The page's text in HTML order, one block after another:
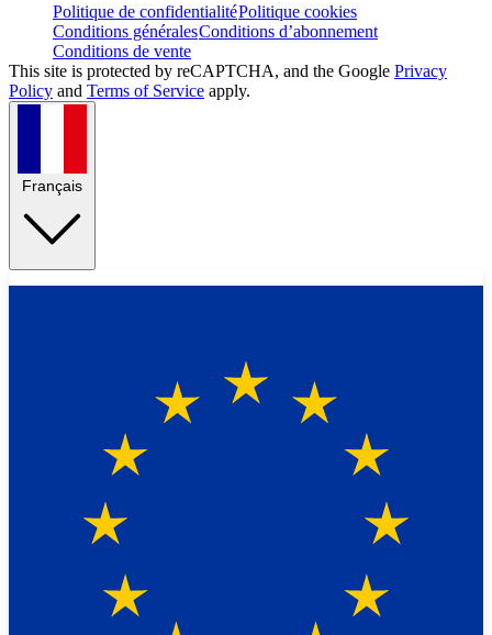
Politique de confidentialitéPolitique cookies
Conditions généralesConditions d’abonnement
Conditions de vente
This site is protected by reCAPTCHA, and the Google Privacy
Policy and Terms of Service apply.
Français